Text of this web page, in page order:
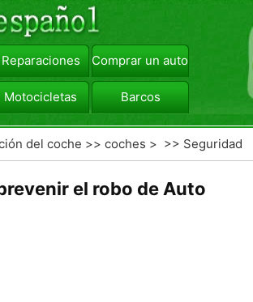
Reparaciones Comprar un automóvil
Motocicletas Barcos
Camiones
del coche >>coches > >> Seguridad
el robo de Auto